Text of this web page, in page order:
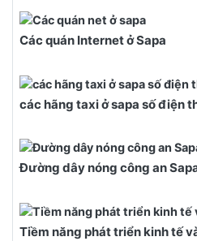
Các quán Internet ở Sapa
các hãng taxi ở sapa số điện
Đường dây nóng công an
Tiềm năng phát triển kinh tế